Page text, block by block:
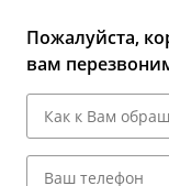
Пожалуйста,
вам